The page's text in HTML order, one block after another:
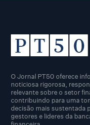
O Jornal PT50 oferece
noticiosa rigorosa,
relevante sobre o setor
contribuindo para uma
decisão mais sustentada
gestores e lideres da